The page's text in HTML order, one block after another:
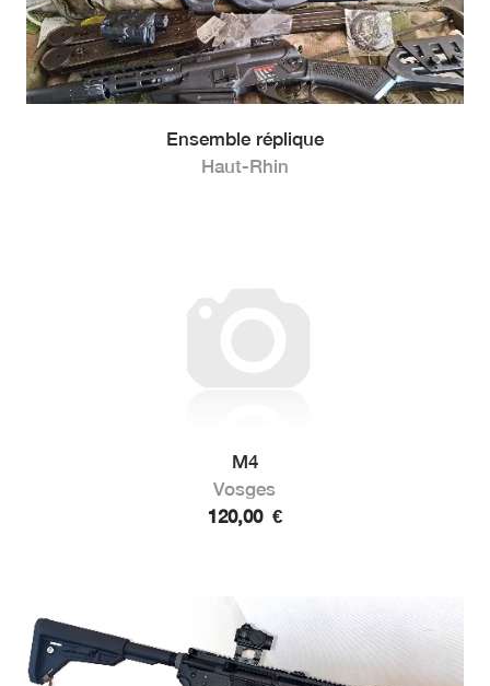
Ensemble réplique
Haut-Rhin
M4
Vosges
120,00 €